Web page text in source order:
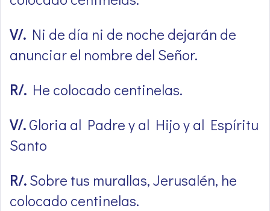
V/. Ni de día ni de noche dejarán de
anunciar el nombre del Señor.
R/. He colocado centinelas.
V/.Gloria al Padre y al Hijo y al Espíritu
Santo
R/.Sobre tus murallas, Jerusalén, he
colocado centinelas.